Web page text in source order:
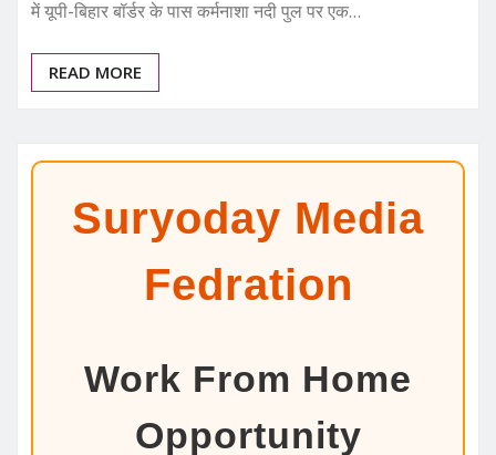
में यूपी-बिहार बॉर्डर के पास कर्मनाशा नदी पुल पर एक…
READ MORE
Suryoday Media
Fedration
Work From Home
Opportunity